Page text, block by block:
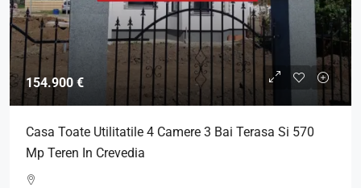
154.900 €
Casa Toate Utilitatile 4 Camere 3 Bai Terasa Si 570
Mp Teren In Crevedia